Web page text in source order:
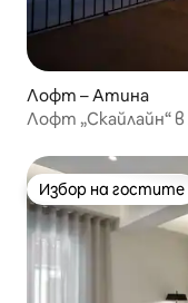
Лофт – Атина
Лофт „Скайлайн“
Избор на гостите
Избор на гостите